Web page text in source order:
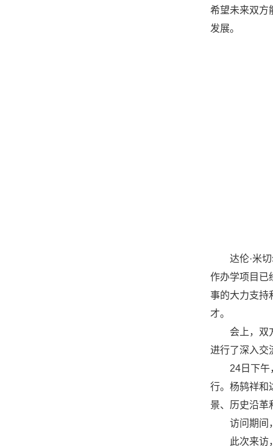
希望未来双方
发展。
达伦·米
作办学项目已
事的大力支持
才。
会上，双
进行了深入交
24日下午
行。杨鸫祥和
景、历史沿革
访问期间
此次来访